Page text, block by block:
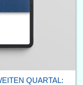
QUARTAL: